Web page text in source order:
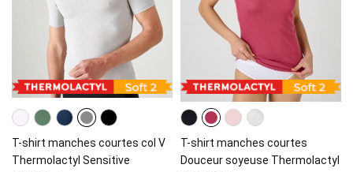
T-shirt manches courtes col V
Thermolactyl Sensitive
T-shirt manches courtes
Douceur soyeuse Thermolactyl